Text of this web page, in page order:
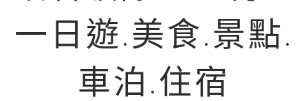
一日遊.美食.景點.
車泊.住宿